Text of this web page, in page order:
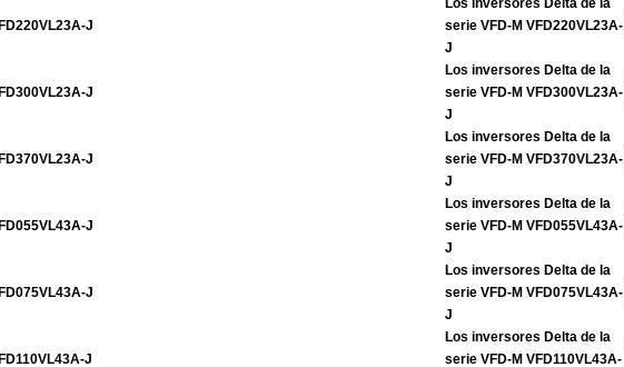
J
Los inversores Delta de la
serie VFD-M VFD220VL23A-
J
J
Los inversores Delta de la
serie VFD-M VFD300VL23A-
J
J
Los inversores Delta de la
serie VFD-M VFD370VL23A-
J
J
Los inversores Delta de la
serie VFD-M VFD055VL43A-
J
J
Los inversores Delta de la
serie VFD-M VFD075VL43A-
J
J
Los inversores Delta de la
serie VFD-M VFD110VL43A-